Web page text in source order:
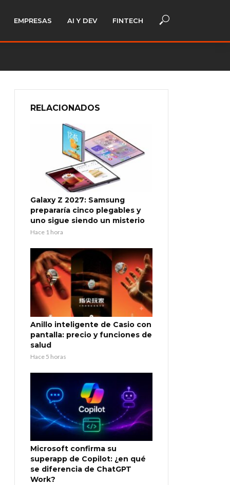
EMPRESAS AI Y DEV FINTECH
RELACIONADOS
Galaxy Z 2027: Samsung
prepararía cinco plegables y
uno sigue siendo un misterio
Hace 1 hora
Anillo inteligente de Casio con
pantalla: precio y funciones de
salud
Hace 5 horas
Microsoft confirma su
superapp de Copilot: ¿en qué
se diferencia de ChatGPT
Work?